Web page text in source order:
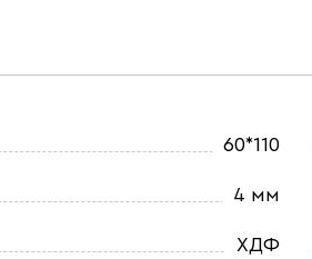
60*110
4 мм
ХДФ